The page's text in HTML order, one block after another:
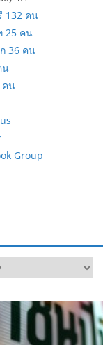
132 คน
25 คน
36 คน
น
คน
Group